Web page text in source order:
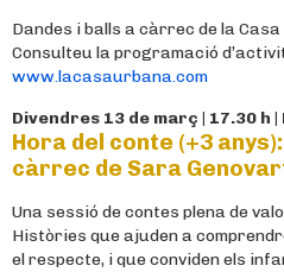
Dandes i balls a càrrec de la
Consulteu la programació
www.lacasaurbana.com
Divendres 13 de març | 17.30 h
Hora del conte (+3
càrrec de Sara
Una sessió de contes plena de
Històries que ajuden a
el respecte, i que conviden els